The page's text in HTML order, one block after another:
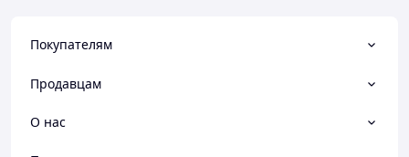
Покупателям
Продавцам
О нас